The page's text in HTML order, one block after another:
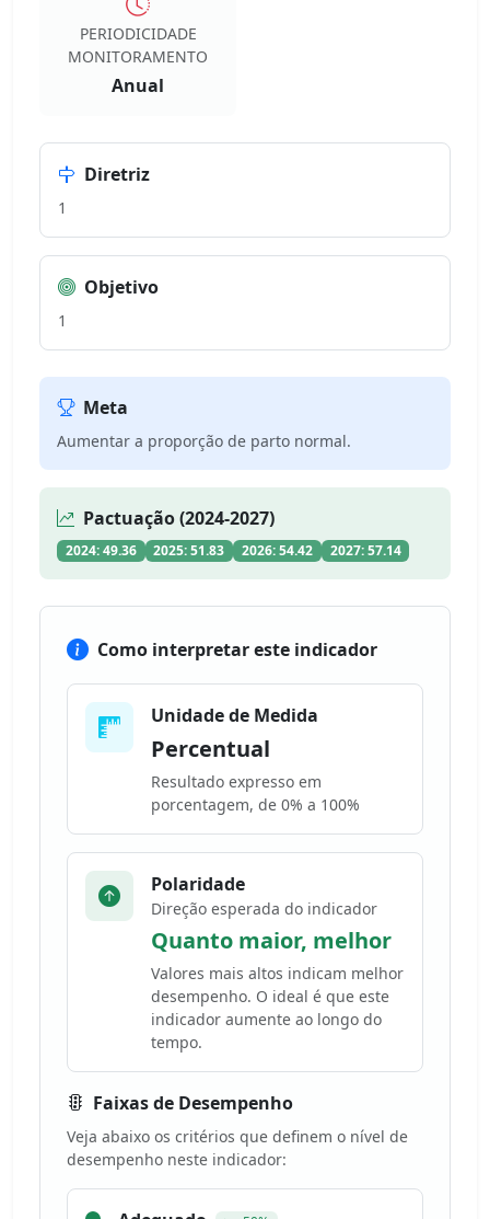
PERIODICIDADE
MONITORAMENTO
Anual
Diretriz
1
Objetivo
1
Meta
Aumentar a proporção de parto normal.
Pactuação (2024-2027)
2024: 49.36 2025: 51.83 2026: 54.42 2027: 57.14
Como interpretar este indicador
Unidade de Medida
Percentual
Resultado expresso em
porcentagem, de 0% a 100%
Polaridade
Direção esperada do indicador
Quanto maior, melhor
Valores mais altos indicam melhor
desempenho. O ideal é que este
indicador aumente ao longo do
tempo.
Faixas de Desempenho
Veja abaixo os critérios que definem o nível de
desempenho neste indicador: